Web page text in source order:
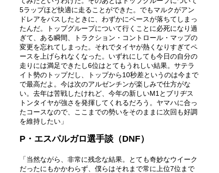
5ラップほど快適に走ることができた。でもマルクがアン
ドレアをパスしたときに、わずかにペースが落ちてしまっ
たんだ。トップグループについて行くことに必死になり過
ぎて、ある瞬間、トラクション・コントロール・マップの
変更を忘れてしまった。それでタイヤが熱くなりすぎてペ
ースを上げられなくなった。いずれにしても今日の自分の
走りには満足できたし6位はとてもうれしい結果。サテラ
イト勢のトップだし、トップから10秒差というのは今まで
で最高だよ。今は次のアルゼンチンが楽しみで仕方がな
い。去年は苦戦したけれど、今年の新しいM1とブリヂス
トンタイヤが強さを発揮してくれるだろう。ヤマハに合っ
たコースなので、ここまでの勢いをそのままに次回も好調
を維持したい」
P・エスパルガロ選手談（DNF）
「当然ながら、非常に残念な結果。とても奇妙なウイーク
だったにもかかわらず、僕らはそれまで常に上位7位まで